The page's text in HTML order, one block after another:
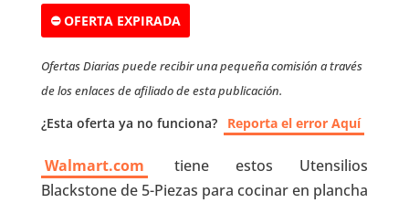
⛔ OFERTA EXPIRADA
Ofertas Diarias puede recibir una pequeña comisión a través
de los enlaces de afiliado de esta publicación.
¿Esta oferta ya no funciona? Reporta el error Aquí
Walmart.com
tiene estos Utensilios
Blackstone de 5-Piezas para cocinar en plancha